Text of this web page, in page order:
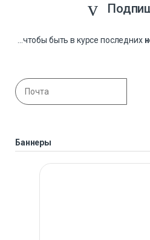
...чтобы быть в курсе последних
Баннеры